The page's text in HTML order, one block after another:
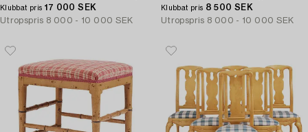
Sengustavianska.
Klubbat pris 17 000 SEK
Utropspris 8 000 - 10 000 SEK
Sengustavianska.
Klubbat pris 8 500 SEK
Utropspris 8 000 - 10 000 SEK